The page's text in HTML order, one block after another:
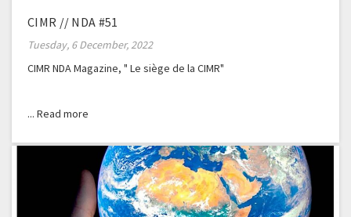
CIMR // NDA #51
Tuesday, 6 December, 2022
CIMR NDA Magazine, " Le siège de la CIMR"